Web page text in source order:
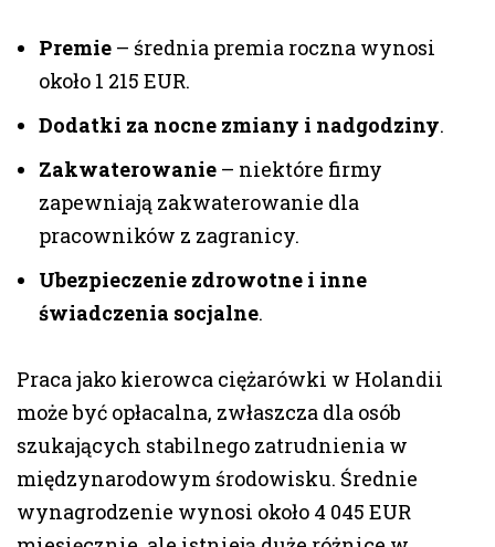
Premie – średnia premia roczna wynosi
około 1 215 EUR.
Dodatki za nocne zmiany i nadgodziny.
Zakwaterowanie – niektóre firmy
zapewniają zakwaterowanie dla
pracowników z zagranicy.
Ubezpieczenie zdrowotne i inne
świadczenia socjalne.
Praca jako kierowca ciężarówki w Holandii
może być opłacalna, zwłaszcza dla osób
szukających stabilnego zatrudnienia w
międzynarodowym środowisku. Średnie
wynagrodzenie wynosi około 4 045 EUR